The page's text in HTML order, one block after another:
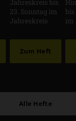
Jahreskreis bis
23. Sonntag im
Jahreskreis
Zum Heft
bis
im
Alle Hefte